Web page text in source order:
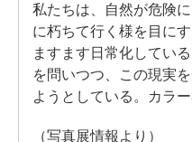
私たちは、自然が危険
に朽ちて行く様を目に
ますます日常化してい
を問いつつ、この現実
ようとしている。カラー
（写真展情報より）